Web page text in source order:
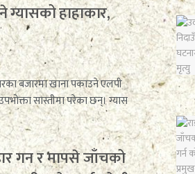
ग्यासको हाहाकार,
बजारमा खाना पकाउने एलपी
सास्तीमा परेका छन्। ग्यास
गन र मापसे जाँचको